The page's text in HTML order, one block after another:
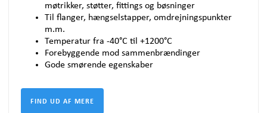
møtrikker, støtter, fittings og bøsninger
Til flanger, hængselstapper, omdrejningspunkter
m.m.
Temperatur fra -40°C til +1200°C
Forebyggende mod sammenbrændinger
Gode smørende egenskaber